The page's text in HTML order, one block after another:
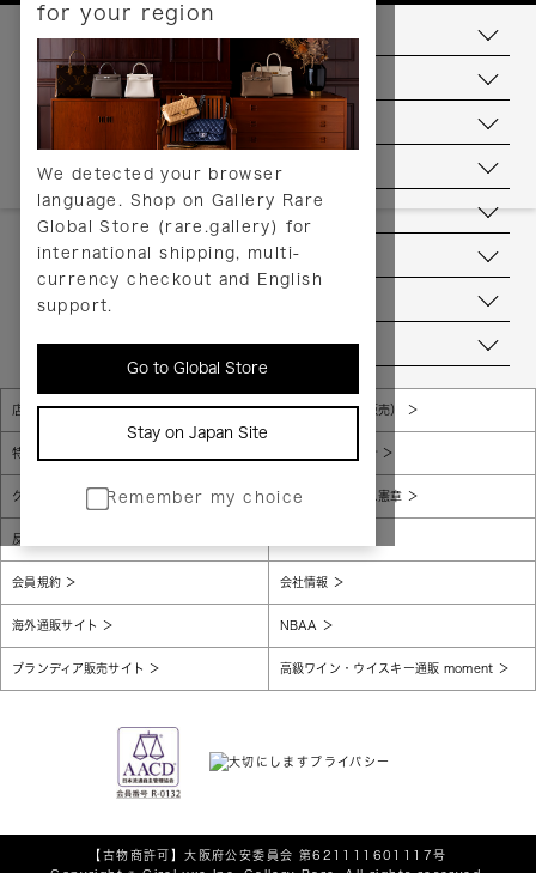
for your region
We detected your browser
language. Shop on Gallery Rare
Global Store (rare.gallery) for
international shipping, multi-
currency checkout and English
support.
Go to Global Store
Stay on Japan Site
Remember my choice
お支払いについて
配送について
送料について
返品について
ヘルプ
お問い合わせ
当店について
店舗一覧 販売規約（店頭販売）
特定商取引法に基づく表示 個人情報保護方針
グローバルプライバシーポリシー コンプライアンス憲章
反社会的勢力に対する基本方針
会員規約 会社情報
海外通販サイト NBAA
ブランディア販売サイト 高級ワイン・ウイスキー通販 moment
【古物商許可】大阪府公安委員会 第621111601117号